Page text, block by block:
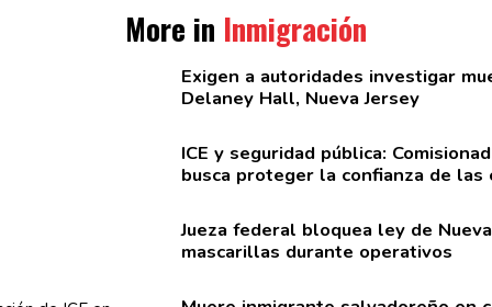
More in Inmigración
Exigen a autoridades investigar
Delaney Hall, Nueva Jersey
ICE y seguridad pública:
busca proteger la confianza de las
Jueza federal bloquea ley de
mascarillas durante operativos